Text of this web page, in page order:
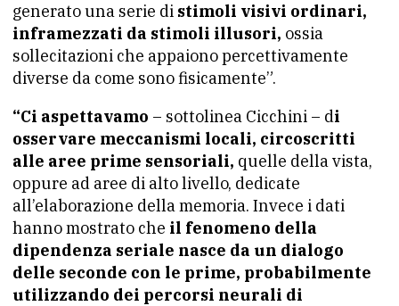
generato una serie di stimoli visivi ordinari,
inframezzati da stimoli illusori, ossia
sollecitazioni che appaiono percettivamente
diverse da come sono fisicamente”.
“Ci aspettavamo – sottolinea Cicchini – di
osservare meccanismi locali, circoscritti
alle aree prime sensoriali, quelle della vista,
oppure ad aree di alto livello, dedicate
all’elaborazione della memoria. Invece i dati
hanno mostrato che il fenomeno della
dipendenza seriale nasce da un dialogo
delle seconde con le prime, probabilmente
utilizzando dei percorsi neurali di